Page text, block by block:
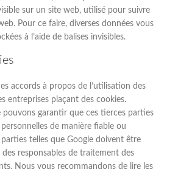
sur un site web, utilisé pour suivre
Pour ce faire, diverses données vous
à l’aide de balises invisibles.
accords à propos de l’utilisation des
entreprises plaçant des cookies.
pouvons garantir que ces tierces parties
de manière fiable ou
parties telles que Google doivent être
responsables de traitement des
Nous vous recommandons de lire les